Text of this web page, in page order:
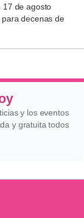
17 de agosto
decenas de
y los eventos
y gratuita todos